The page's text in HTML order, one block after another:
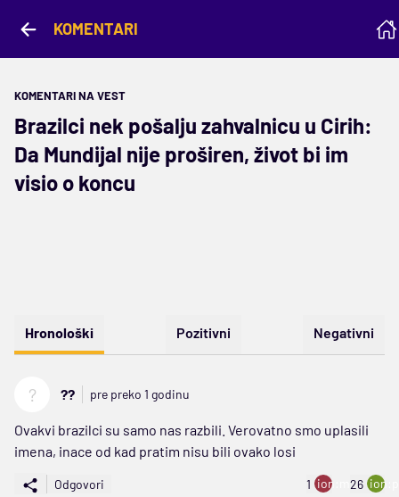
KOMENTARI
KOMENTARI NA VEST
Brazilci nek pošalju zahvalnicu u Cirih:
Da Mundijal nije proširen, život bi im
visio o koncu
Hronološki Pozitivni Negativni
? ?? pre preko 1 godinu
Ovakvi brazilci su samo nas razbili. Verovatno smo uplasili
imena, inace od kad pratim nisu bili ovako losi
Odgovori 1 ion:minus
26